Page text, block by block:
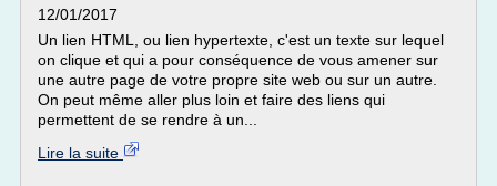
12/01/2017
Un lien HTML, ou lien hypertexte, c'est un texte sur lequel
on clique et qui a pour conséquence de vous amener sur
une autre page de votre propre site web ou sur un autre.
On peut même aller plus loin et faire des liens qui
permettent de se rendre à un...
Lire la suite